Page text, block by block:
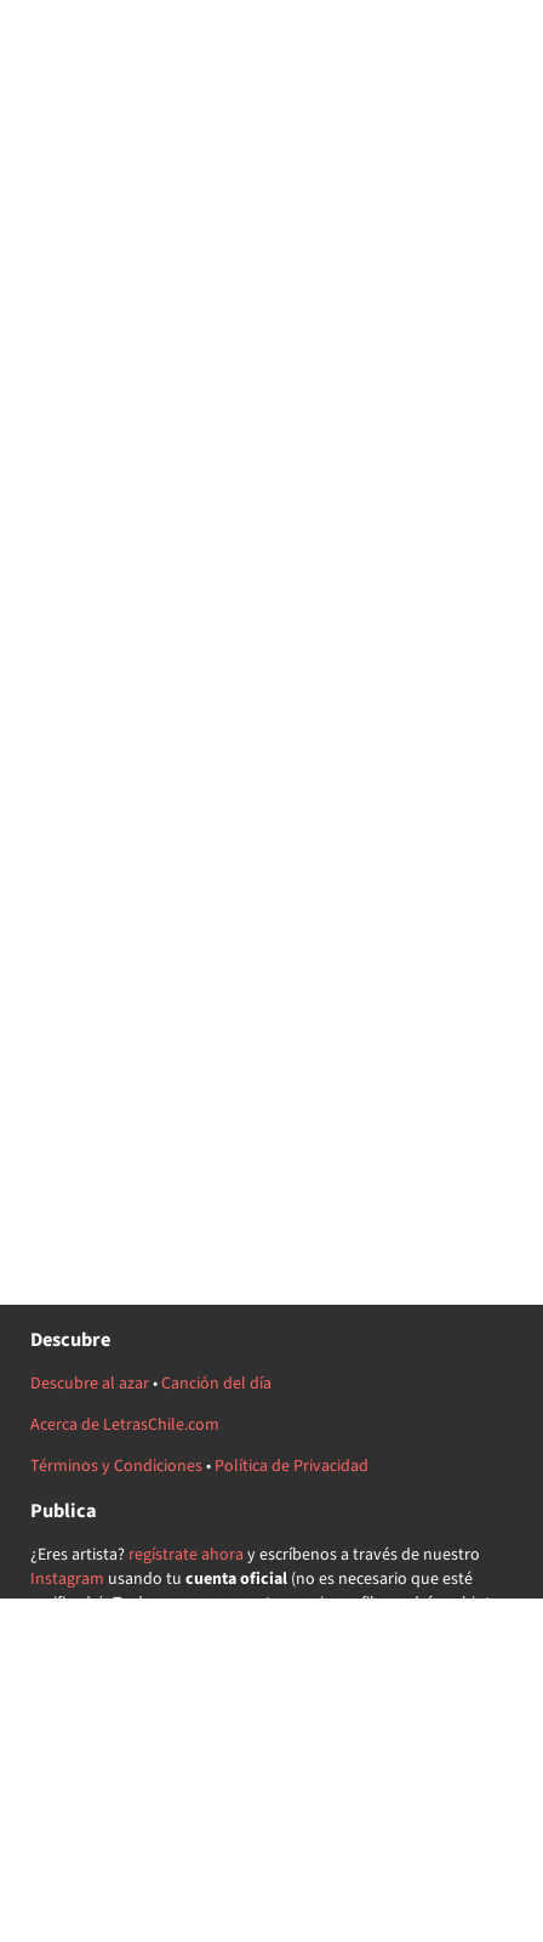
Descubre
Descubre al azar•Canción del día
Acerca de LetrasChile.com
Términos y Condiciones• Política de Privacidad
Publica
¿Eres artista? regístrate ahora y escríbenos a través de nuestro
Instagram usando tu cuenta oficial(no es necesario que esté
verificada) ¡Te daremos acceso a tu propio perfil y podrás subir tus